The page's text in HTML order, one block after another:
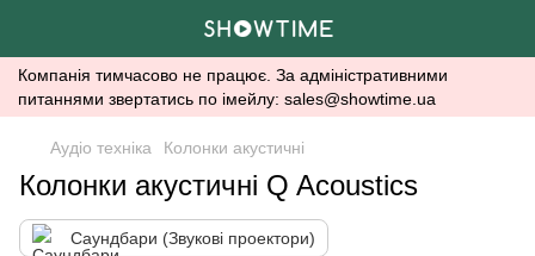
Компанія тимчасово не працює. За адміністративними
питаннями звертатись по імейлу: sales@showtime.ua
Аудіо техніка Колонки акустичні
Колонки акустичні Q Acoustics
Саундбари (Звукові проектори)